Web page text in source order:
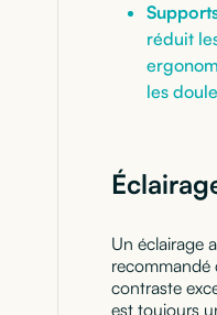
réduit
les
Un éclairage
recommandé
contraste
est toujours